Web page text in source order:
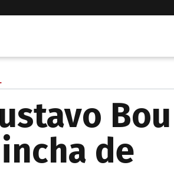
Bou
de